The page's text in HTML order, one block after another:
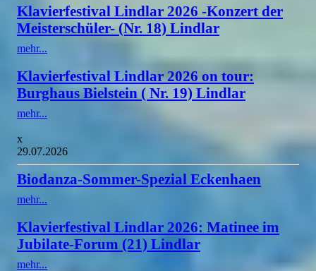
Klavierfestival Lindlar 2026 -Konzert der
Meisterschüler- (Nr. 18) Lindlar
mehr...
Klavierfestival Lindlar 2026 on tour:
Burghaus Bielstein ( Nr. 19) Lindlar
mehr...
x
29.07.2026
Biodanza-Sommer-Spezial Eckenhaen
mehr...
Klavierfestival Lindlar 2026: Matinee im
Jubilate-Forum (21) Lindlar
mehr...